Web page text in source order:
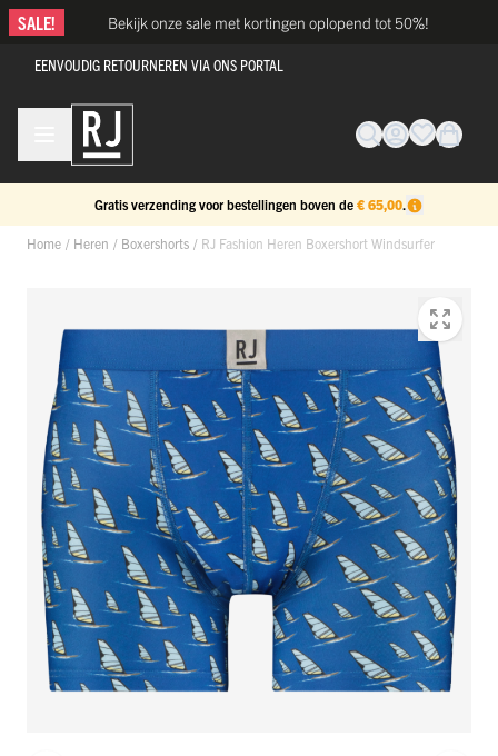
Ga naar de inhoud
SALE! Bekijk onze sale met kortingen oplopend tot 50%!
EENVOUDIG RETOURNEREN VIA ONS PORTAL
Gratis verzending voor bestellingen boven de € 65,00.
Home / Heren / Boxershorts / RJ Fashion Heren Boxershort Windsurfer